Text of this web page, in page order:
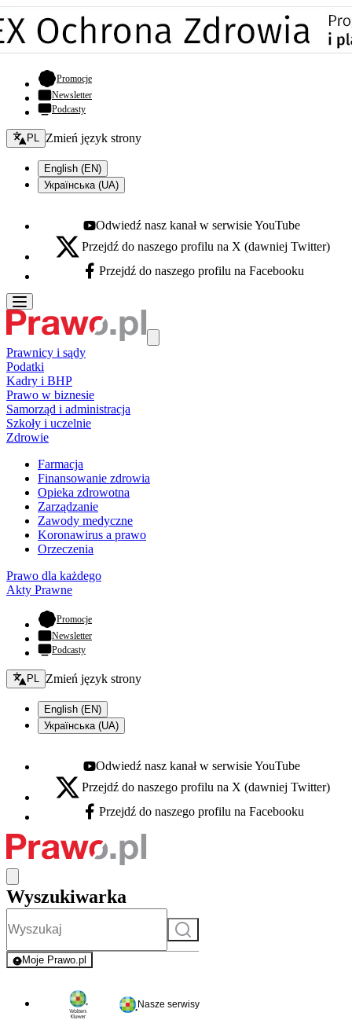
Promocje- otwiera się w nowej karcie
Newsletter
Podcasty
Zmień język - bieżący:
PL Zmień język strony
English (EN)
Українська (UA)
Youtube - otwiera się w nowej karcie
Odwiedź nasz kanał w serwisie YouTube
X - otwiera się w nowej karcie
Przejdź do naszego profilu na X (dawniej Twitter)
Facebook - otwiera się w nowej karcie
Przejdź do naszego profilu na Facebooku
Prawnicy i sądy
Podatki
Kadry i BHP
Prawo w biznesie
Samorząd i administracja
Szkoły i uczelnie
Zdrowie
Farmacja
Finansowanie zdrowia
Opieka zdrowotna
Zarządzanie
Zawody medyczne
Koronawirus a prawo
Orzeczenia
Prawo dla każdego
Akty Prawne
Promocje- otwiera się w nowej karcie
Newsletter
Podcasty
Zmień język - bieżący:
PL Zmień język strony
English (EN)
Українська (UA)
Youtube - otwiera się w nowej karcie
Odwiedź nasz kanał w serwisie YouTube
X - otwiera się w nowej karcie
Przejdź do naszego profilu na X (dawniej Twitter)
Facebook - otwiera się w nowej karcie
Przejdź do naszego profilu na Facebooku
Wyszukiwarka
Szukaj
Moje Prawo.pl
- rejestracja i logowanie do serwisu
Nasze serwisy